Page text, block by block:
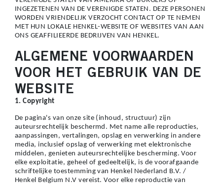
INGEZETENEN VAN DE VERENIGDE STATEN. DEZE PERSONEN
WORDEN VRIENDELIJK VERZOCHT CONTACT OP TE NEMEN
MET HUN LOKALE HENKEL-WEBSITE OF WEBSITES VAN AAN
ONS GEAFFILIEERDE BEDRIJVEN VAN HENKEL.
ALGEMENE VOORWAARDEN
VOOR HET GEBRUIK VAN DE
WEBSITE
1. Copyright
De pagina's van onze site (inhoud, structuur) zijn
auteursrechtelijk beschermd. Met name alle reproducties,
aanpassingen, vertalingen, opslag en verwerking in andere
media, inclusief opslag of verwerking met elektronische
middelen, genieten auteursrechtelijke bescherming. Voor
elke exploitatie, geheel of gedeeltelijk, is de voorafgaande
schriftelijke toestemming van Henkel Nederland B.V. /
Henkel Belgium N.V vereist. Voor elke reproductie van